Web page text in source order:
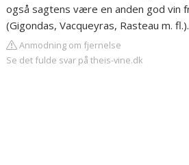
også sagtens være en anden god vin
(Gigondas, Vacqueyras, Rasteau m. fl.).
Anmodning om fjernelse
Se det fulde svar på theis-vine.dk